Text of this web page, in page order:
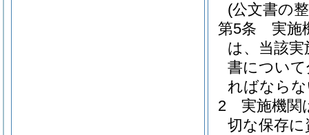
(公文書の
第5条
実施
は、当該
書につい
ればなら
2
実施機関
切な保存